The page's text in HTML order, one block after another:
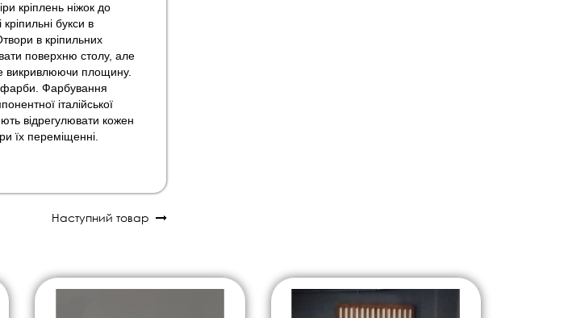
кріплень ніжок до
букси в
в кріпильних
поверхню столу, але
викривлюючи площину.
фарби. Фарбування
італійської
відрегулювати кожен
при їх переміщенні.
Наступний товар